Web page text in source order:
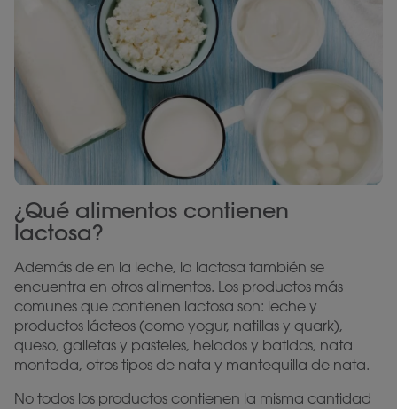
¿Qué alimentos contienen
lactosa?
Además de en la leche, la lactosa también se
encuentra en otros alimentos. Los productos más
comunes que contienen lactosa son: leche y
productos lácteos (como yogur, natillas y quark),
queso, galletas y pasteles, helados y batidos, nata
montada, otros tipos de nata y mantequilla de nata.
No todos los productos contienen la misma cantidad